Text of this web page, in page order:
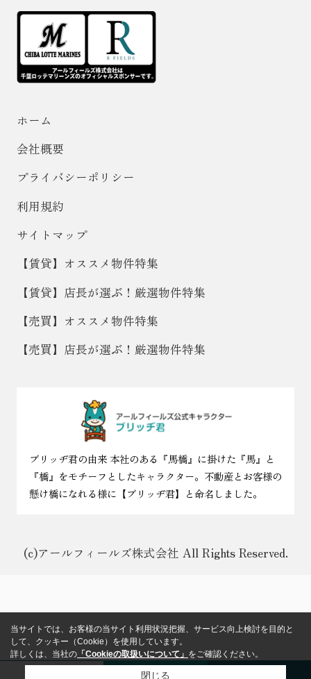
ホーム
会社概要
プライバシーポリシー
利用規約
サイトマップ
【賃貸】オススメ物件特集
【賃貸】店長が選ぶ！厳選物件特集
【売買】オススメ物件特集
【売買】店長が選ぶ！厳選物件特集
ブリッヂ君の由来 本社のある『馬橋』に掛けた『馬』と
『橋』をモチーフとしたキャラクター。不動産とお客様の
懸け橋になれる様に【ブリッヂ君】と命名しました。
(c)アールフィールズ株式会社 All Rights Reserved.
当サイトでは、お客様の当サイト利用状況把握、サービス向上検討を目的と
して、クッキー（Cookie）を使用しています。
詳しくは、当社の 「Cookieの取扱いについて」 をご確認ください。
閉じる